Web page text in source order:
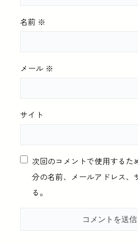
名前 ※
メール ※
サイト
次回のコメントで使用するた
分の名前、メールアドレス、
る。